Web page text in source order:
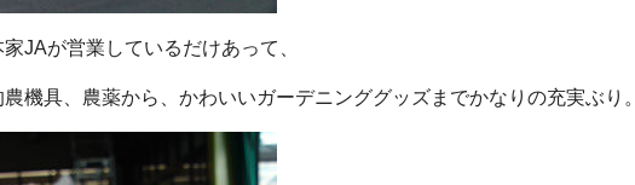
JAが営業しているだけあって、
機具、農薬から、かわいいガーデニンググッズまでかなりの充実ぶり。